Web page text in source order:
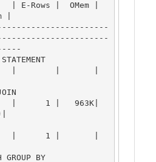
E-Rows |  OMem |
|
1 |   963K|
|      1 |       |
BY